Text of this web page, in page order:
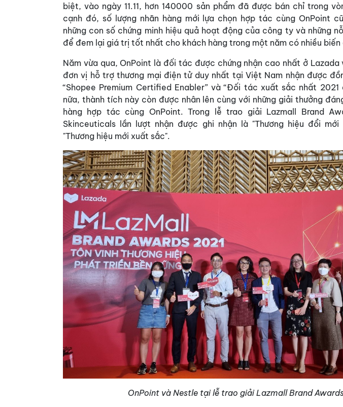
biệt, vào ngày 11.11, hơn 140000 sản phẩm đã được bán chỉ trong
cạnh đó, số lượng nhãn hàng mới lựa chọn hợp tác cùng OnPoint
những con số chứng minh hiệu quả hoạt động của công ty và những
để đem lại giá trị tốt nhất cho khách hàng trong một năm có nhiều biến
Năm vừa qua, OnPoint là đối tác được chứng nhận cao nhất ở Lazada
đơn vị hỗ trợ thương mại điện tử duy nhất tại Việt Nam nhận được
“Shopee Premium Certified Enabler” và “Đối tác xuất sắc nhất 2021
nữa, thành tích này còn được nhân lên cùng với những giải thưởng
hàng hợp tác cùng OnPoint. Trong lễ trao giải Lazmall Brand
Skinceuticals lần lượt nhận được ghi nhận là "Thương hiệu đổi
"Thương hiệu mới xuất sắc".
OnPoint và Nestle tại lễ trao giải Lazmall Brand